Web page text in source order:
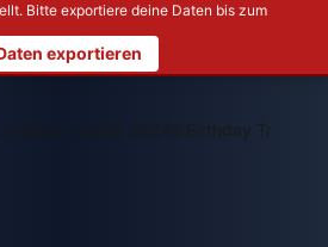
Bitte exportiere deine Daten bis zum
exportieren
LEGO 30642 Birthday Train